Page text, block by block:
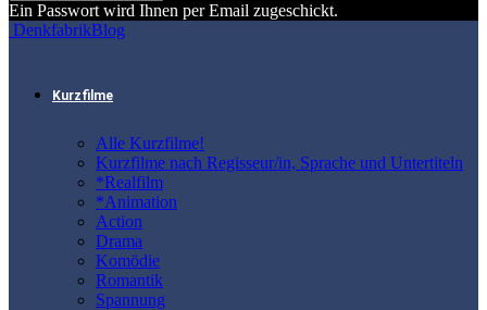
Ein Passwort wird Ihnen per Email zugeschickt.
DenkfabrikBlog
Kurzfilme
Alle Kurzfilme!
Kurzfilme nach Regisseur/in, Sprache und Untertiteln
*Realfilm
*Animation
Action
Drama
Komödie
Romantik
Spannung